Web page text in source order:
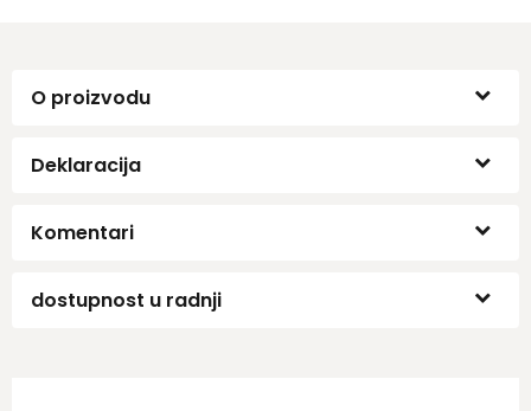
O proizvodu
Deklaracija
Komentari
dostupnost u radnji